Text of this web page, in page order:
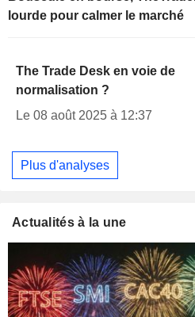
lourde pour calmer le marché
The Trade Desk en voie de
normalisation ?
Le 08 août 2025 à 12:37
Plus d'analyses
Actualités à la une